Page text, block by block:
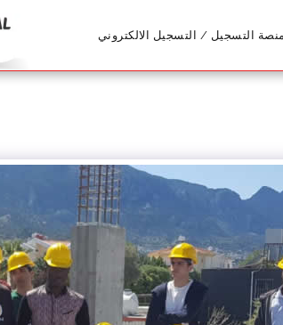
منصة التسجيل / التسجيل الالكتروني